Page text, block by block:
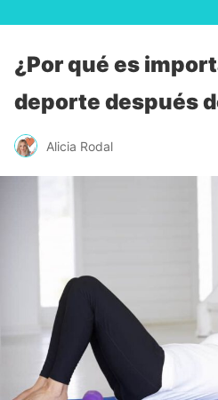
¿Por qué es
deporte después
Alicia Rodal